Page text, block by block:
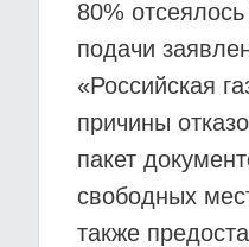
80%
подачи
«Российская
причины
пакет
свободных
также